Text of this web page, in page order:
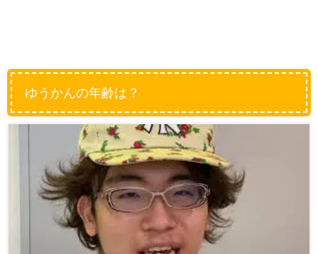
ゆうかんの年齢は？